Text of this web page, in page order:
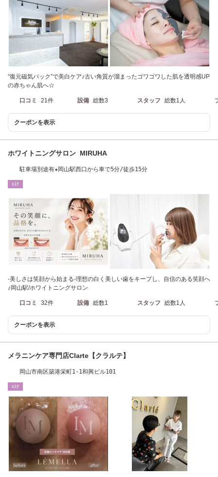
“復元磁気パック”で美白ケア♪古い角質が溜まったゴワゴワした肌を透明感UP
の赤ちゃん肌へ☆
口コミ 21件 設備 総数3 スタッフ 総数1人
クーポンを表示
ホワイトニングサロン MIRUHA
駐車場別途有★岡山駅西口から車で5分/徒歩15分
ｴｽﾃ
-美しさは笑顔から始まる-理想の白く美しい歯をキープし、自信のある笑顔へ
♪岡山駅/ホワイトニングサロン
口コミ 32件 設備 総数1 スタッフ 総数1人
クーポンを表示
メラニンケア専門店Clarte【クラルテ】
岡山市南区築港栄町1-1和興ビル101
ｴｽﾃ